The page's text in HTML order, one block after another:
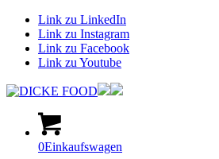
Link zu LinkedIn
Link zu Instagram
Link zu Facebook
Link zu Youtube
0Einkaufswagen